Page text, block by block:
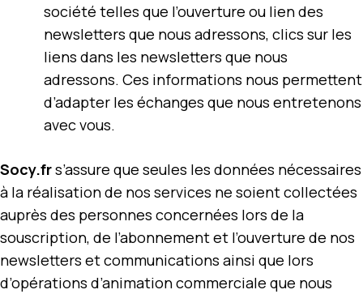
société telles que l’ouverture ou lien des
newsletters que nous adressons, clics sur les
liens dans les newsletters que nous
adressons. Ces informations nous permettent
d’adapter les échanges que nous entretenons
avec vous.
Socy.frs’assure que seules les données nécessaires
à la réalisation de nos services ne soient collectées
auprès des personnes concernées lors de la
souscription, de l’abonnement et l’ouverture de nos
newsletters et communications ainsi que lors
d’opérations d’animation commerciale que nous